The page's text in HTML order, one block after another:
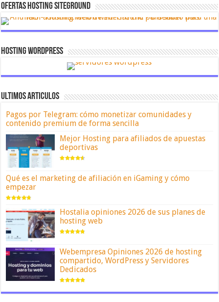
OFERTAS HOSTING SITEGROUND
Hosting Wordpress
ULTIMOS ARTICULOS
Pagos por Telegram: cómo monetizar comunidades y
contenido premium de forma sencilla
Mejor Hosting para afiliados de apuestas
deportivas
Qué es el marketing de afiliación en iGaming y cómo
empezar
Hostalia opiniones 2026 de sus planes de
hosting web
Webempresa Opiniones 2026 de hosting
compartido, WordPress y Servidores
Dedicados